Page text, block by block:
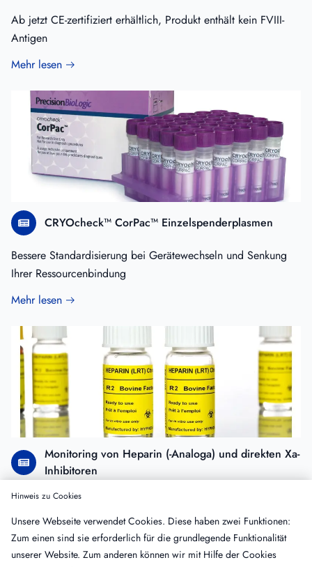
Ab jetzt CE-zertifiziert erhältlich, Produkt enthält kein FVIII-
Antigen
Mehr lesen
CRYOcheck™ CorPac™ Einzelspenderplasmen
Bessere Standardisierung bei Gerätewechseln und Senkung
Ihrer Ressourcenbindung
Mehr lesen
Monitoring von Heparin (-Analoga) und direkten Xa-
Inhibitoren
Messung aller drei direkten Xa-Inhibitoren gegen ein und
dieselbe Kalibrationskurve - mit unserem CE-zertifizierten
Testkit BIOPHEN™ Heparin LRT
Mehr lesen
Hinweis zu Cookies
Unsere Webseite verwendet Cookies. Diese haben zwei Funktionen:
Zum einen sind sie erforderlich für die grundlegende Funktionalität
unserer Website. Zum anderen können wir mit Hilfe der Cookies